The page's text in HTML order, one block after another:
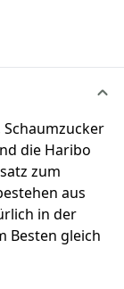
die Haribo
zum
aus
in der
Besten gleich